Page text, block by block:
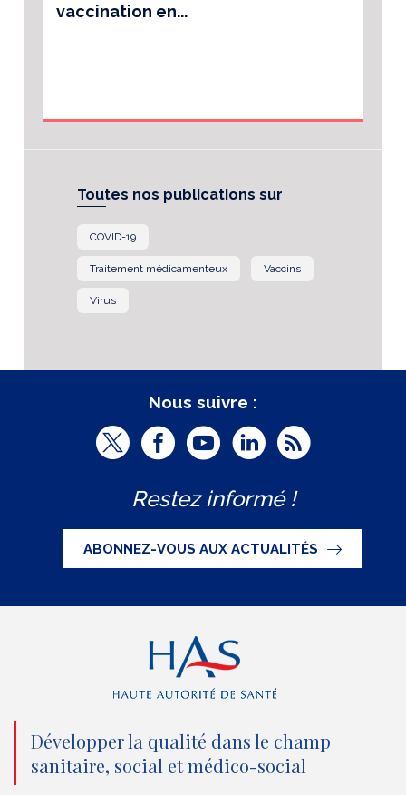
vaccination en...
Toutes nos publications sur
COVID-19
Traitement médicamenteux Vaccins
Virus
Nous suivre :
T
i
t
t
e
n
o
u
F
c
e
b
o
o
k
(
n
o
Y
u
t
u
b
e
(
n
o
u
L
n
k
e
d
(
n
o
R
Restez informé !
ABONNEZ-VOUS AUX ACTUALITÉS
Développer la qualité dans le champ
sanitaire, social et médico-social